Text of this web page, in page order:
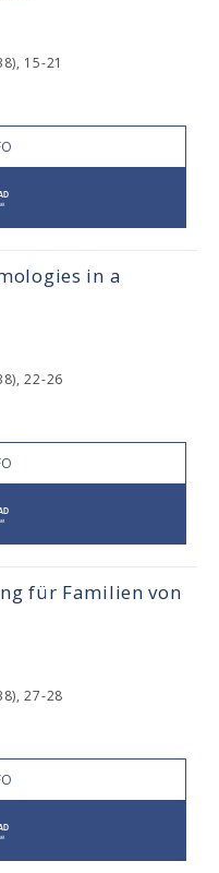
15-21
in a
22-26
für Familien von
27-28